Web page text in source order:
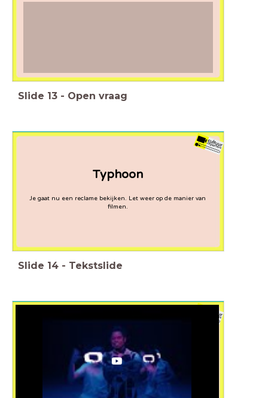
Slide 13 - Open vraag
Je gaat nu een reclame bekijken. Let weer op de manier van
filmen.
Typhoon
Slide 14 - Tekstslide
Je gaat nu een reclame bekijken. Let weer op de manier van
filmen.
Typhoon